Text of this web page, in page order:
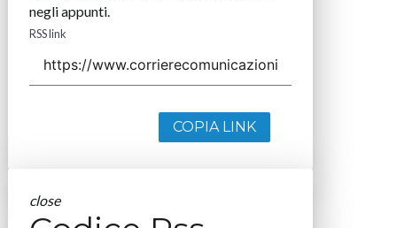
negli appunti.
RSS link
COPIA LINK
close